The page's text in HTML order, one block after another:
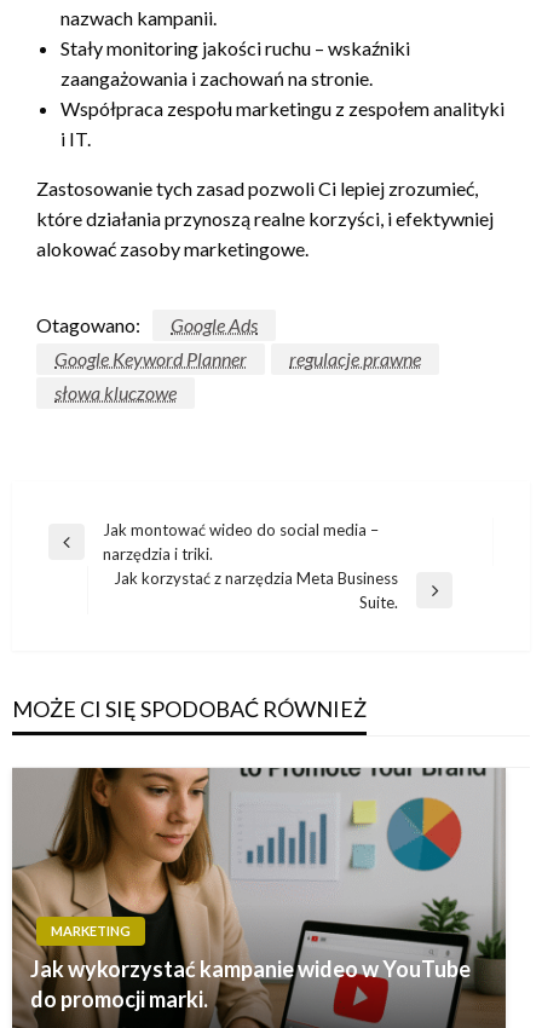
nazwach kampanii.
Stały monitoring jakości ruchu – wskaźniki
zaangażowania i zachowań na stronie.
Współpraca zespołu marketingu z zespołem analityki
i IT.
Zastosowanie tych zasad pozwoli Ci lepiej zrozumieć,
które działania przynoszą realne korzyści, i efektywniej
alokować zasoby marketingowe.
Otagowano:
Google Ads
Google Keyword Planner
regulacje prawne
słowa kluczowe
Nawigacja
wpisu
Poprzedni
Jak montować wideo do social media –
narzędzia i triki.
Jak korzystać z narzędzia Meta Business
Suite.
MOŻE CI SIĘ SPODOBAĆ RÓWNIEŻ
MARKETING
Jak wykorzystać kampanie wideo w YouTube
do promocji marki.